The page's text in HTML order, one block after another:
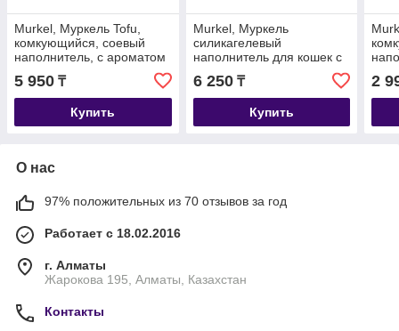
Murkel, Муркель Tofu,
комкующийся, соевый
наполнитель, с ароматом
молока, уп.12л
5 950 ₸
Купить
Murkel, Муркель
силикагелевый
наполнитель для кошек с
ароматом алоэ вера, уп.
10л (4,5кг)
6 250₸
Купить
2
О нас
97% положительных из 70 отзывов за год
Работает с 18.02.2016
г. Алматы
Жарокова 195, Алматы, Казахстан
Контакты